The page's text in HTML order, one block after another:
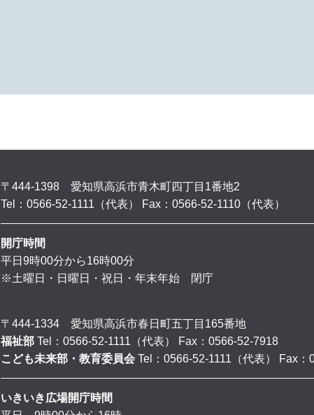
〒444-1398 愛知県高浜市青木町四丁目1番地2
Tel：0566-52-1111（代表）
Fax：0566-52-1110（代表）
開庁時間
平日9時00分から16時00分
※土曜日・日曜日・祝日・年末年始 閉庁
〒444-1334 愛知県高浜市春日町五丁目165番地
福祉部 Tel：0566-52-1111（代表）
Fax：0566-52-7918
こども未来部・教育委員会 Tel：0566-52-1111（代表） Fax：
いきいき広場開庁時間